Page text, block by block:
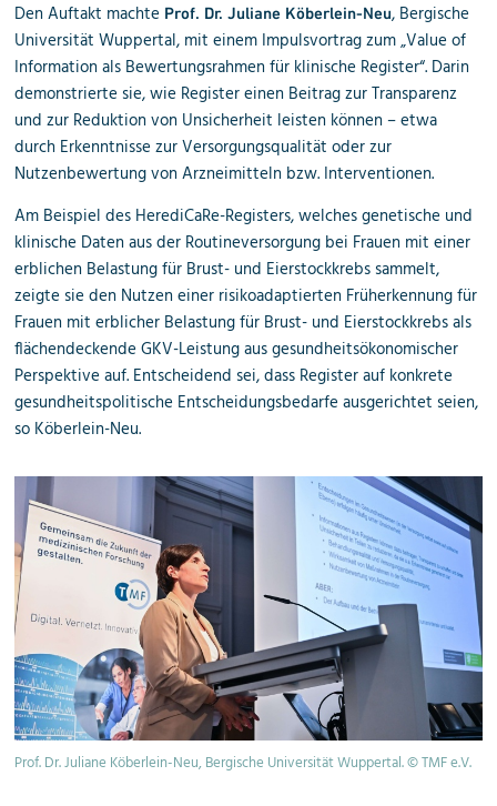
Den Auftakt machte Prof. Dr. Juliane Köberlein-Neu, Bergische
Universität Wuppertal, mit einem Impulsvortrag zum „Value of
Information als Bewertungsrahmen für klinische Register“. Darin
demonstrierte sie, wie Register einen Beitrag zur Transparenz
und zur Reduktion von Unsicherheit leisten können–etwa
durch Erkenntnisse zur Versorgungsqualität oder zur
Nutzenbewertung von Arzneimitteln bzw. Interventionen.
Am Beispiel des HerediCaRe-Registers, welches genetische und
klinische Daten aus der Routineversorgung bei Frauen mit einer
erblichen Belastung für Brust- und Eierstockkrebs sammelt,
zeigte sie den Nutzen einer risikoadaptierten Früherkennung für
Frauen mit erblicher Belastung für Brust- und Eierstockkrebs als
flächendeckende GKV-Leistung aus gesundheitsökonomischer
Perspektive auf. Entscheidend sei, dass Register auf konkrete
gesundheitspolitische Entscheidungsbedarfe ausgerichtet seien,
so Köberlein-Neu.
Prof. Dr. Juliane Köberlein-Neu, Bergische Universität Wuppertal. © TMF e.V.